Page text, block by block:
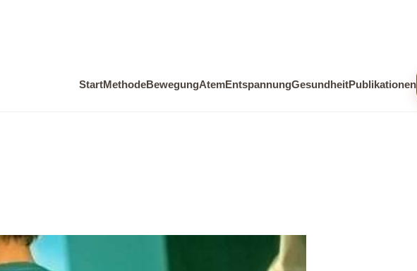
StartMethodeBewegungAtemEntspannungGesundheitPublikationen